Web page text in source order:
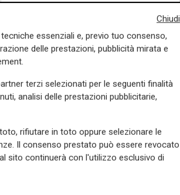
13/07/2026
14/07/2026
di Redazione
Chiudi
essenziali e, previo tuo consenso,
delle prestazioni, pubblicità mirata e
terzi selezionati per le seguenti finalità
analisi delle prestazioni pubblicitarie,
rifiutare in toto oppure selezionare le
Il consenso prestato può essere revocato
sito continuerà con l'utilizzo esclusivo di